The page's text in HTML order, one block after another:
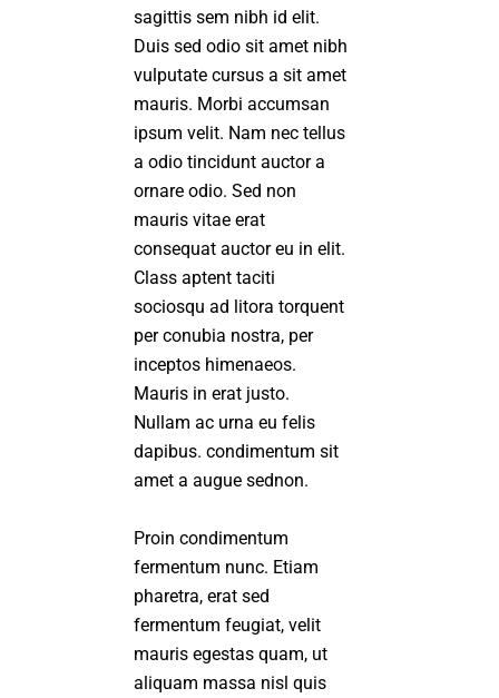
sagittis sem nibh id elit.
Duis sed odio sit amet nibh
vulputate cursus a sit amet
mauris. Morbi accumsan
ipsum velit. Nam nec tellus
a odio tincidunt auctor a
ornare odio. Sed non
mauris vitae erat
consequat auctor eu in elit.
Class aptent taciti
sociosqu ad litora torquent
per conubia nostra, per
inceptos himenaeos.
Mauris in erat justo.
Nullam ac urna eu felis
dapibus. condimentum sit
amet a augue sednon.
Proin condimentum
fermentum nunc. Etiam
pharetra, erat sed
fermentum feugiat, velit
mauris egestas quam, ut
aliquam massa nisl quis